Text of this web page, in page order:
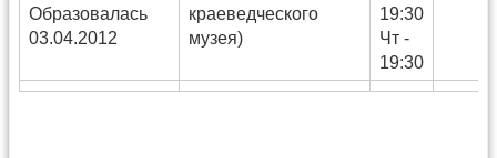
Образовалась
03.04.2012
краеведческого
музея)
19:30
Чт -
19:30